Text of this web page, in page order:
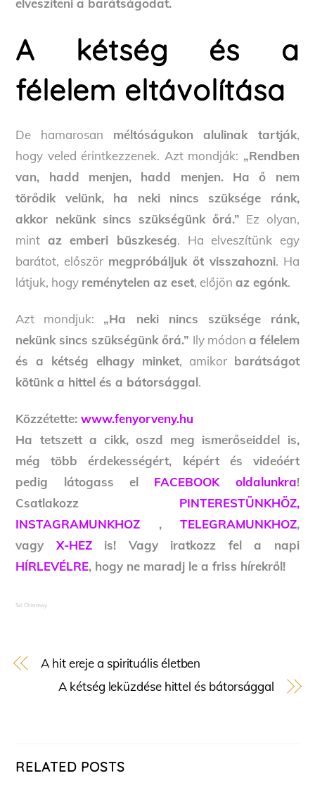
elveszíteni a barátságodat.
A kétség és a
félelem eltávolítása
De hamarosan méltóságukon alulinak tartják,
hogy veled érintkezzenek. Azt mondják: „Rendben
van, hadd menjen, hadd menjen. Ha ő nem
törődik velünk, ha neki nincs szüksége ránk,
akkor nekünk sincs szükségünk őrá.” Ez olyan,
mint az emberi büszkeség. Ha elveszítünk egy
barátot, először megpróbáljuk őt visszahozni. Ha
látjuk, hogy reménytelen az eset, előjönaz egónk.
Azt mondjuk: „Ha neki nincs szüksége ránk,
nekünk sincs szükségünk őrá.” Ily módon a félelem
és a kétség elhagy minket, amikor barátságot
kötünk a hittel és a bátorsággal.
Közzétette:www.fenyorveny.hu
Ha tetszett a cikk, oszd meg ismerőseiddel is,
még több érdekességért, képért és videóért
pedig látogass el FACEBOOK oldalunkra!
Csatlakozz PINTERESTÜNKHÖZ,
INSTAGRAMUNKHOZ , TELEGRAMUNKHOZ,
vagy X-HEZis! Vagy iratkozz fel a napi
HÍRLEVÉLRE, hogy ne maradj le a friss hírekről!
Sri Chinmoy
A hit ereje a spirituális életben
A kétség leküzdése hittel és bátorsággal
RELATED POSTS